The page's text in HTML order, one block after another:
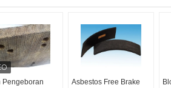
Pengeboran
Asbestos Free Brake